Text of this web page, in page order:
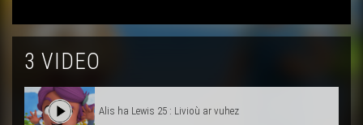
3 VIDEO
Alis ha Lewis 25 : Livioù ar vuhez